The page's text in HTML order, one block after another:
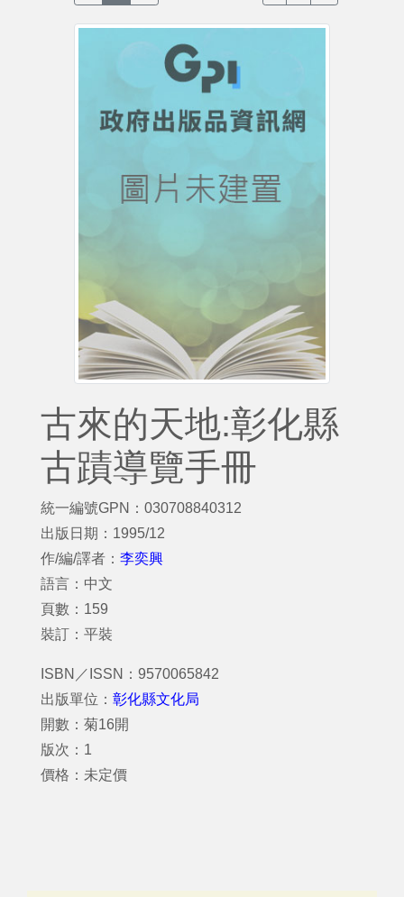
古來的天地:彰化縣
古蹟導覽手冊
統一編號GPN：030708840312
出版日期：1995/12
作/編/譯者： 李奕興
語言：中文
頁數：159
裝訂：平裝
ISBN／ISSN：9570065842
出版單位： 彰化縣文化局
開數：菊16開
版次：1
價格：未定價